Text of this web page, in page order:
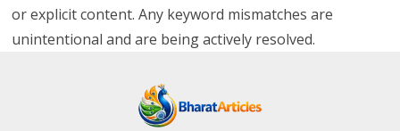
or explicit content. Any keyword mismatches are
unintentional and are being actively resolved.